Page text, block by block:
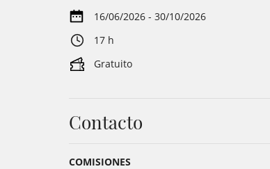
16/06/2026 - 30/10/2026
17 h
Gratuito
Contacto
COMISIONES